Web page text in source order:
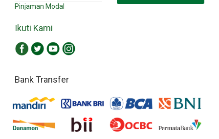
Pinjaman Modal
Ikuti Kami
Bank Transfer